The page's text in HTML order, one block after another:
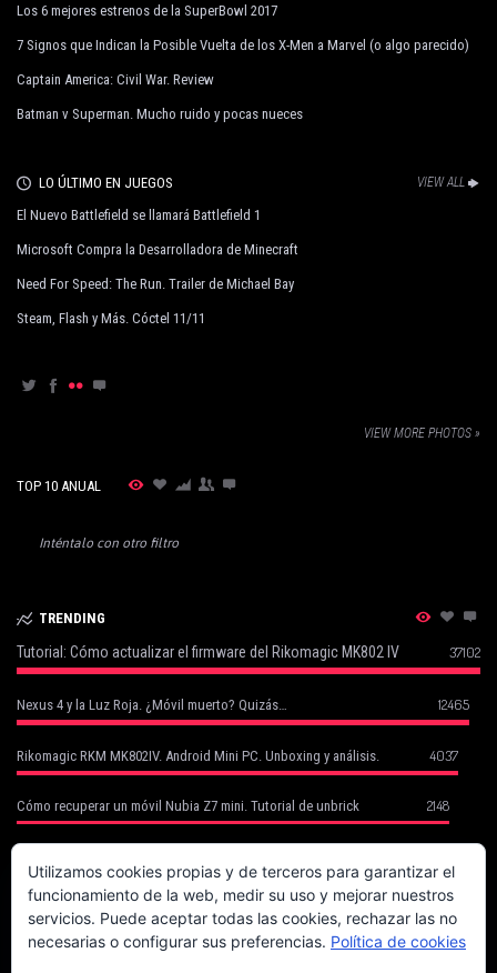
Los 6 mejores estrenos de la SuperBowl 2017
7 Signos que Indican la Posible Vuelta de los X-Men a Marvel (o algo parecido)
Captain America: Civil War. Review
Batman v Superman. Mucho ruido y pocas nueces
LO ÚLTIMO EN JUEGOS VIEW ALL
El Nuevo Battlefield se llamará Battlefield 1
Microsoft Compra la Desarrolladora de Minecraft
Need For Speed: The Run. Trailer de Michael Bay
Steam, Flash y Más. Cóctel 11/11
VIEW MORE PHOTOS »
TOP 10 ANUAL
Inténtalo con otro filtro
TRENDING
Tutorial: Cómo actualizar el firmware del Rikomagic MK802 IV 37102
Nexus 4 y la Luz Roja. ¿Móvil muerto? Quizás… 12465
Rikomagic RKM MK802IV. Android Mini PC. Unboxing y análisis. 4037
Cómo recuperar un móvil Nubia Z7 mini. Tutorial de unbrick 2148
real)
1752
Canon EOS 70D. La fiera del enfoque. 1702
Utilizamos cookies propias y de terceros para garantizar el
funcionamiento de la web, medir su uso y mejorar nuestros
servicios. Puede aceptar todas las cookies, rechazar las no
necesarias o configurar sus preferencias. Política de cookies